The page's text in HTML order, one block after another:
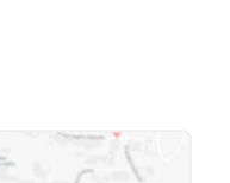
de regularização para
apenas